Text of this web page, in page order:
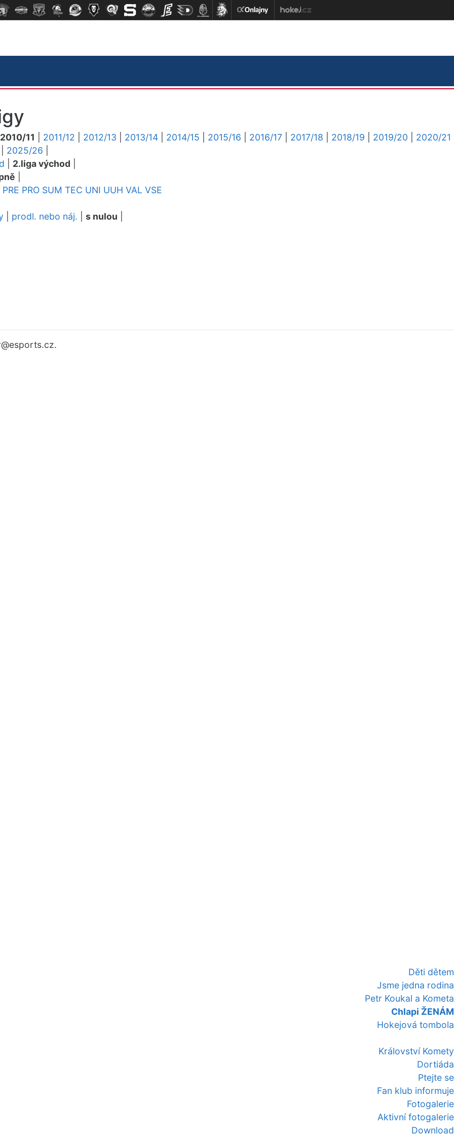
Děti dětem
Jsme jedna rodina
Petr Koukal a Kometa
Chlapi ŽENÁM
Hokejová tombola
Království Komety
Dortiáda
Ptejte se
Fan klub informuje
Fotogalerie
Aktivní fotogalerie
Download
2010/11 2011/12 2012/13 2013/14 2014/15 2015/16 2016/17 2017/18 2018/19 2019/20
2020/21
2025/26
2.liga východ
PRE PRO SUM TEC UNI UUH VAL VSE
prodl. nebo náj. s nulou
@esports.cz.